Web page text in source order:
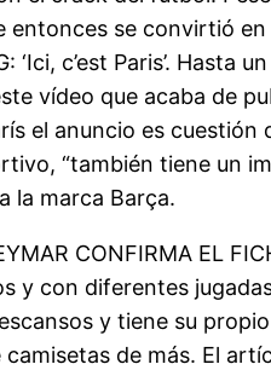
entonces se convirtió
c’est Paris’. Hasta
vídeo que acaba de
el anuncio es cuestión
“también tiene un
la marca Barça.
CONFIRMA EL
y con diferentes
y tiene su
de más. El